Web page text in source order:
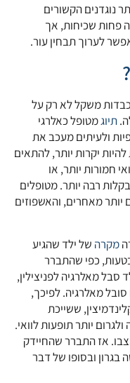
נוגדנים הקשורים
פחות שכיחות, אך
לערוך תבחין עור.
כבדות משקל לא רק על
תיוגמטופל כאלרגי
ולעיתים מעכב את
יקרות יותר, להתאים
חמורות יותר, או
רבה יותר. מטופלים
יותר מאחרים, והאשפוזים
מקרה של ילד שהגיע
כפי שהתברר
סבל מאלרגיה לפניצילין,
מאלרגיה. לפיכך,
ששייכת
יותר תופעות לוואי.
אז התברר שהחיידק
בגרון ובסופו של דבר